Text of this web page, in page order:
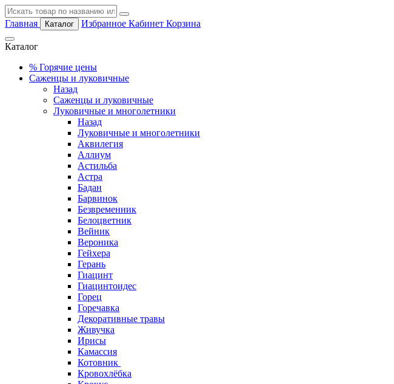
Главная Каталог Избранное Кабинет Корзина
Каталог
% Горячие цены
Саженцы и луковичные
Назад
Саженцы и луковичные
Луковичные и многолетники
Назад
Луковичные и многолетники
Аквилегия
Аллиум
Астильба
Астра
Бадан
Барвинок
Безвременник
Белоцветник
Вейник
Вероника
Гейхера
Герань
Гиацинт
Гиацинтоидес
Горец
Горечавка
Декоративные травы
Живучка
Ирисы
Камассия
Котовник
Кровохлёбка